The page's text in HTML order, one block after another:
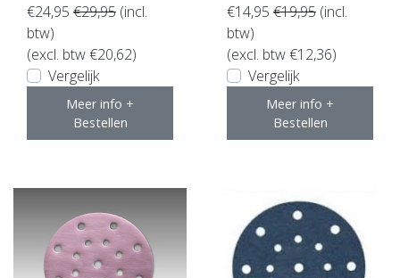
€24,95 €29,95 (incl.
btw)
(excl. btw €20,62)
Vergelijk
Meer info +
Bestellen
€14,95 €19,95 (incl.
btw)
(excl. btw €12,36)
Vergelijk
Meer info +
Bestellen